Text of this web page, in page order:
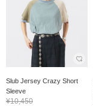
Slub Jersey Crazy Short
Sleeve
¥10,450